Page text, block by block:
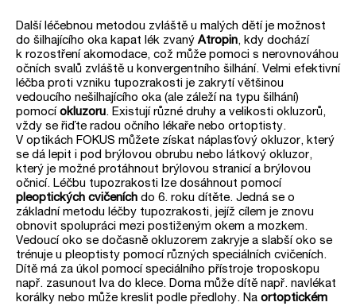
Další léčebnou metodou zvláště u malých dětí je možnost
do šilhajícího oka kapat lék zvaný Atropin, kdy dochází
k rozostření akomodace, což může pomoci s nerovnováhou
očních svalů zvláště u konvergentního šilhání. Velmi efektivní
léčba proti vzniku tupozrakosti je zakrytí většinou
vedoucího nešilhajícího oka (ale záleží na typu šilhání)
pomocíokluzoru. Existují různé druhy a velikosti okluzorů,
vždy se řiďte radou očního lékaře nebo ortoptisty.
V optikách FOKUS můžete získat náplasťový okluzor, který
se dá lepit i pod brýlovou obrubu nebo látkový okluzor,
který je možné protáhnout brýlovou stranicí a brýlovou
očnicí. Léčbu tupozrakosti lze dosáhnout pomocí
pleoptických cvičeních do 6. roku dítěte. Jedná se o
základní metodu léčby tupozrakosti, jejíž cílem je znovu
obnovit spolupráci mezi postiženým okem a mozkem.
Vedoucí oko se dočasně okluzorem zakryje a slabší oko se
trénuje u pleoptisty pomocí různých speciálních cvičeních.
Dítě má za úkol pomocí speciálního přístroje troposkopu
např. zasunout lva do klece. Doma může dítě např. navlékat
korálky nebo může kreslit podle předlohy. Na ortoptickém